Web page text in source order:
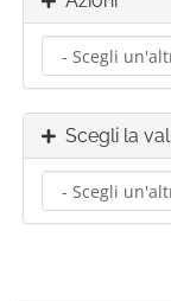
Scegli la